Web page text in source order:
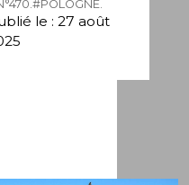
#POLOGNE.
le : 27 août